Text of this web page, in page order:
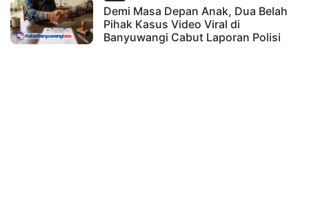
Demi Masa Depan Anak, Dua Belah
Pihak Kasus Video Viral di
Banyuwangi Cabut Laporan Polisi